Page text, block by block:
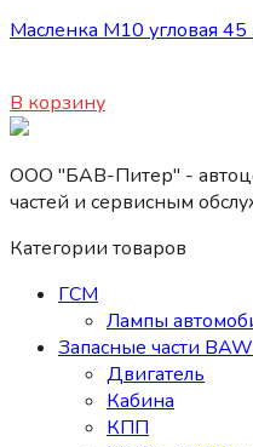
Масленка М10 угловая 45
В корзину
ООО "БАВ-Питер" -
частей и сервисным
Категории товаров
ГСМ
Лампы
Запасные части
Двигатель
Кабина
КПП